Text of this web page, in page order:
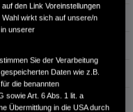
den Link Voreinstellungen
wirkt sich auf unsere/n
unserer
Sie der Verarbeitung
Daten wie z.B.
die benannten
sowie Art. 6 Abs. 1 lit. a
Übermittlung in die USA durch